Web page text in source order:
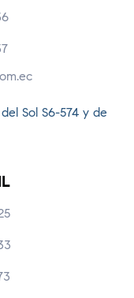
Sol S6-574 y de